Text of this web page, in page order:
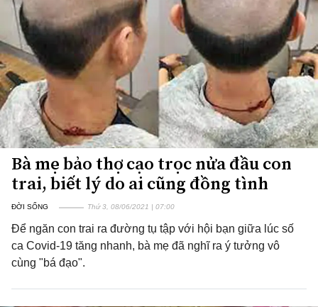
Bà mẹ bảo thợ cạo trọc nửa đầu con
trai, biết lý do ai cũng đồng tình
ĐỜI SỐNG Thứ 3, 08/06/2021 | 07:00
Để ngăn con trai ra đường tụ tập với hội bạn giữa lúc số
ca Covid-19 tăng nhanh, bà mẹ đã nghĩ ra ý tưởng vô
cùng "bá đạo".